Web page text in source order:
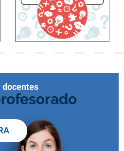
docentes